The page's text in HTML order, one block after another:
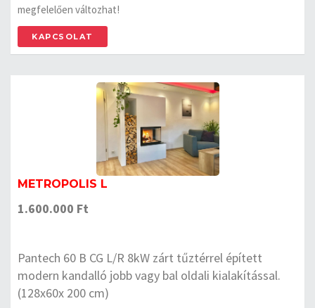
megfelelően változhat!
KAPCSOLAT
METROPOLIS L
1.600.000 Ft
Pantech 60 B CG L/R 8kW zárt tűztérrel épített
modern kandalló jobb vagy bal oldali kialakítással.
(128x60x 200 cm)